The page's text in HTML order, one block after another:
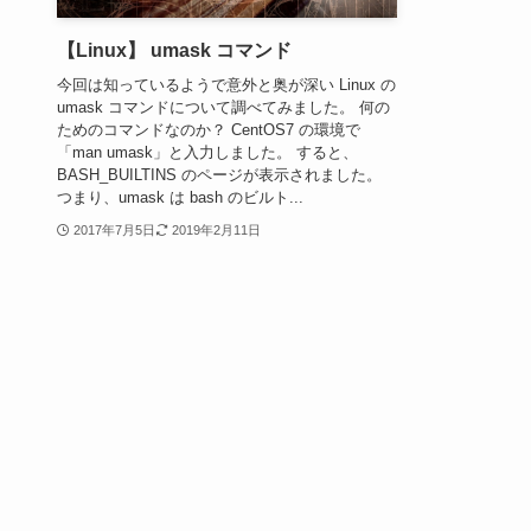
【Linux】 umask コマンド
今回は知っているようで意外と奥が深い Linux の
umask コマンドについて調べてみました。 何の
ためのコマンドなのか？ CentOS7 の環境で
「man umask」と入力しました。 すると、
BASH_BUILTINS のページが表示されました。
つまり、umask は bash のビルト...
2017年7月5日 2019年2月11日